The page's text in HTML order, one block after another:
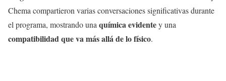
Chema compartieron varias conversaciones significativas durante
el programa, mostrando unaquímica evidentey una
compatibilidad que va más allá de lo físico.